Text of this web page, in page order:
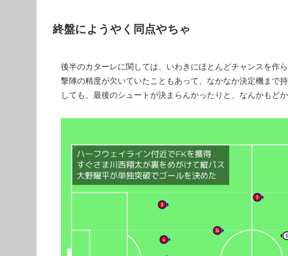
終盤にようやく同点やちゃ
後半のカターレに関しては、いわきにほとんどチャンスを作
撃陣の精度が欠いていたこともあって、なかなか決定機まで
しても、最後のシュートが決まらんかったりと、なんかもど